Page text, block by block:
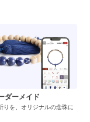
ダーメイド
りを、オリジナルの念珠に